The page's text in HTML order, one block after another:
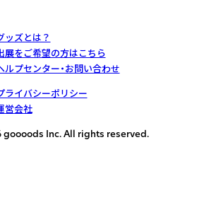
ッズとは？
展をご希望の方はこちら
ルプセンター・お問い合わせ
ライバシーポリシー
営会社
Inc. All rights reserved.